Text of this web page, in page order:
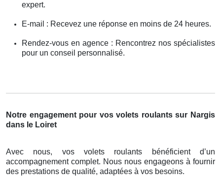
expert.
E-mail : Recevez une réponse en moins de 24 heures.
Rendez-vous en agence : Rencontrez nos spécialistes
pour un conseil personnalisé.
Notre engagement pour vos volets roulants sur Nargis
dans le Loiret
Avec nous, vos volets roulants bénéficient d’un
accompagnement complet. Nous nous engageons à fournir
des prestations de qualité, adaptées à vos besoins.